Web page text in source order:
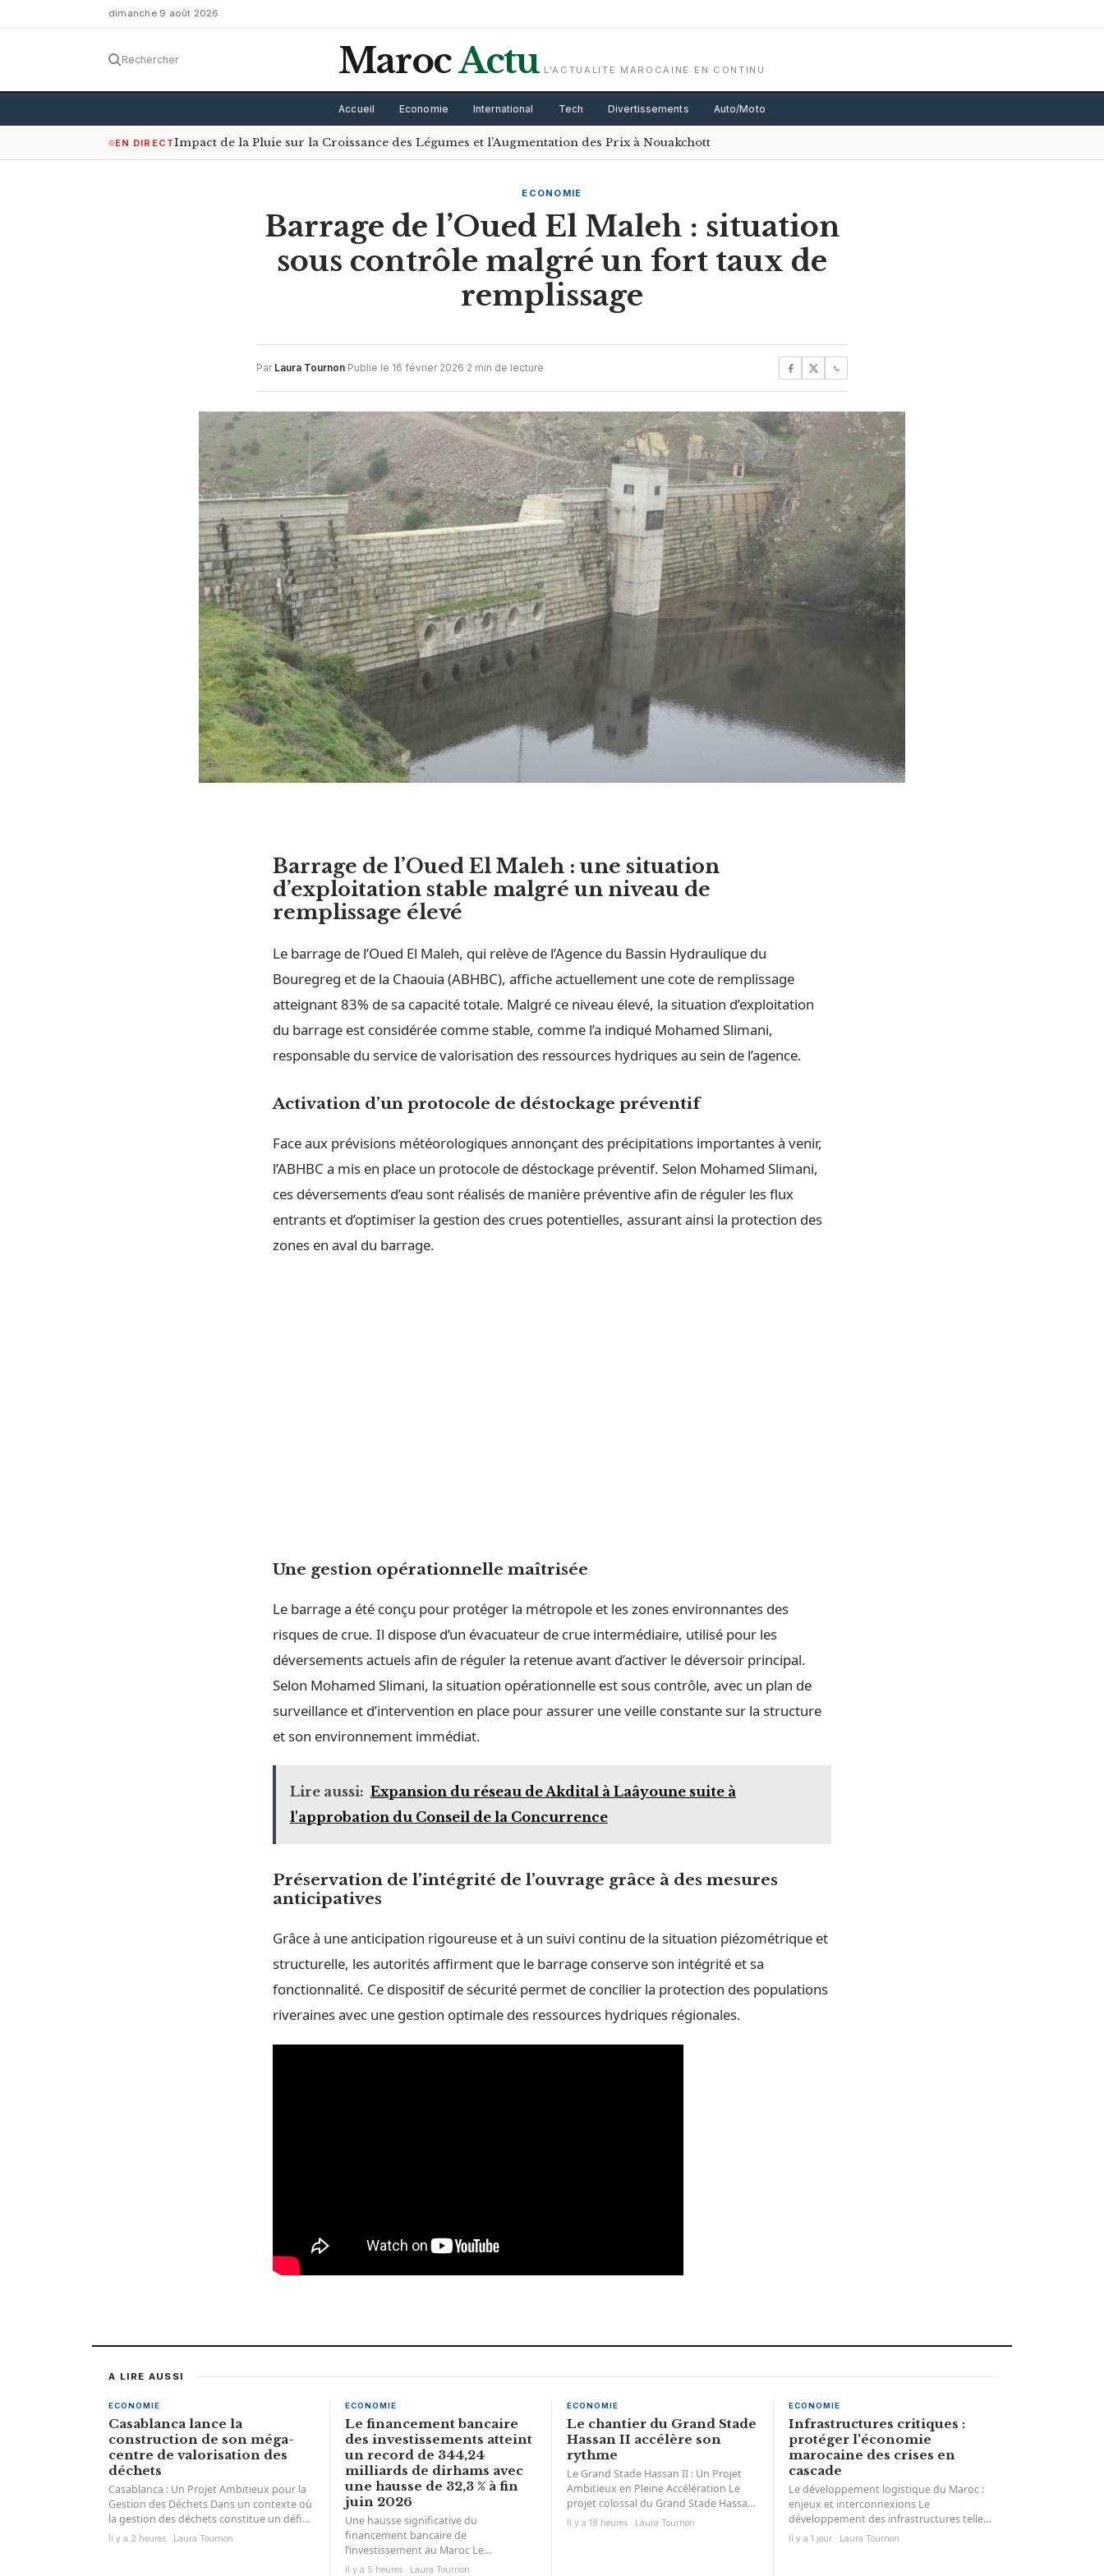
dimanche 9 août 2026
Rechercher MarocActu L'ACTUALITE MAROCAINE EN CONTINU
Accueil Economie International Tech Divertissements Auto/Moto
EN DIRECTImpact de la Pluie sur la Croissance des Légumes et l’Augmentation des Prix à Nouakchott
ECONOMIE
Barrage de l’Oued El Maleh : situation
sous contrôle malgré un fort taux de
remplissage
Par Laura Tournon·Publie le 16 février 2026·2 min de lecture
Barrage de l’Oued El Maleh : une situation
d’exploitation stable malgré un niveau de
remplissage élevé
Le barrage de l’Oued El Maleh, qui relève de l’Agence du Bassin Hydraulique du
Bouregreg et de la Chaouia (ABHBC), affiche actuellement une cote de remplissage
atteignant 83% de sa capacité totale. Malgré ce niveau élevé, la situation d’exploitation
du barrage est considérée comme stable, comme l’a indiqué Mohamed Slimani,
responsable du service de valorisation des ressources hydriques au sein de l’agence.
Activation d’un protocole de déstockage préventif
Face aux prévisions météorologiques annonçant des précipitations importantes à venir,
l’ABHBC a mis en place un protocole de déstockage préventif. Selon Mohamed Slimani,
ces déversements d’eau sont réalisés de manière préventive afin de réguler les flux
entrants et d’optimiser la gestion des crues potentielles, assurant ainsi la protection des
zones en aval du barrage.
Une gestion opérationnelle maîtrisée
Le barrage a été conçu pour protéger la métropole et les zones environnantes des
risques de crue. Il dispose d’un évacuateur de crue intermédiaire, utilisé pour les
déversements actuels afin de réguler la retenue avant d’activer le déversoir principal.
Selon Mohamed Slimani, la situation opérationnelle est sous contrôle, avec un plan de
surveillance et d’intervention en place pour assurer une veille constante sur la structure
et son environnement immédiat.
Lire aussi: Expansion du réseau de Akdital à Laâyoune suite à
l'approbation du Conseil de la Concurrence
Préservation de l’intégrité de l’ouvrage grâce à des mesures
anticipatives
Grâce à une anticipation rigoureuse et à un suivi continu de la situation piézométrique et
structurelle, les autorités affirment que le barrage conserve son intégrité et sa
fonctionnalité. Ce dispositif de sécurité permet de concilier la protection des populations
riveraines avec une gestion optimale des ressources hydriques régionales.
A LIRE AUSSI
ECONOMIE
Casablanca lance la
construction de son méga-
centre de valorisation des
déchets
Casablanca : Un Projet Ambitieux pour la
Gestion des Déchets Dans un contexte où
la gestion des déchets constitue un défi
majeur...
Il y a 2 heures · Laura Tournon
ECONOMIE
Le financement bancaire
des investissements atteint
un record de 344,24
milliards de dirhams avec
une hausse de 32,3 % à fin
juin 2026
Une hausse significative du
financement bancaire de
l’investissement au Maroc Le
financement bancaire de
Il y a 5 heures · Laura Tournon
ECONOMIE
Le chantier du Grand Stade
Hassan II accélère son
rythme
Le Grand Stade Hassan II : Un Projet
Ambitieux en Pleine Accélération Le
projet colossal du Grand Stade Hassan
II se prépare...
Il y a 18 heures · Laura Tournon
ECONOMIE
Infrastructures critiques :
protéger l’économie
marocaine des crises en
cascade
Le développement logistique du Maroc :
enjeux et interconnexions Le
développement des infrastructures telles
que Tanger Med, Nador West Med, le
Il y a 1 jour · Laura Tournon